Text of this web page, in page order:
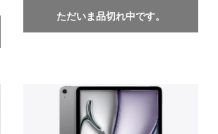
ただいま品切れ中です。